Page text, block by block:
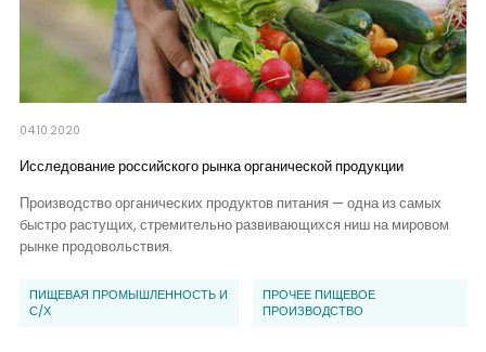
04.10.2020
Исследование российского рынка органической продукции
Производство органических продуктов питания — одна из самых
быстро растущих, стремительно развивающихся ниш на мировом
рынке продовольствия.
ПИЩЕВАЯ ПРОМЫШЛЕННОСТЬ И
С/Х
ПРОЧЕЕ ПИЩЕВОЕ
ПРОИЗВОДСТВО